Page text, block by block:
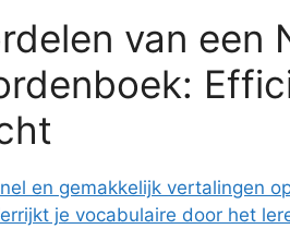
van een
en gemakkelijk vertalingen
je vocabulaire door het